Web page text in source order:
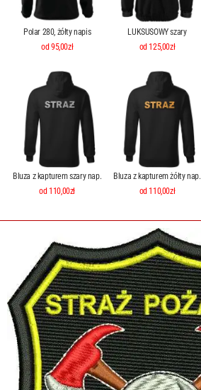
Polar 280, żółty napis
od 95,00zł
LUKSUSOWY szary
od 125,00zł
Bluza z kapturem szary nap.
od 110,00zł
Bluza z kapturem żółty nap.
od 110,00zł